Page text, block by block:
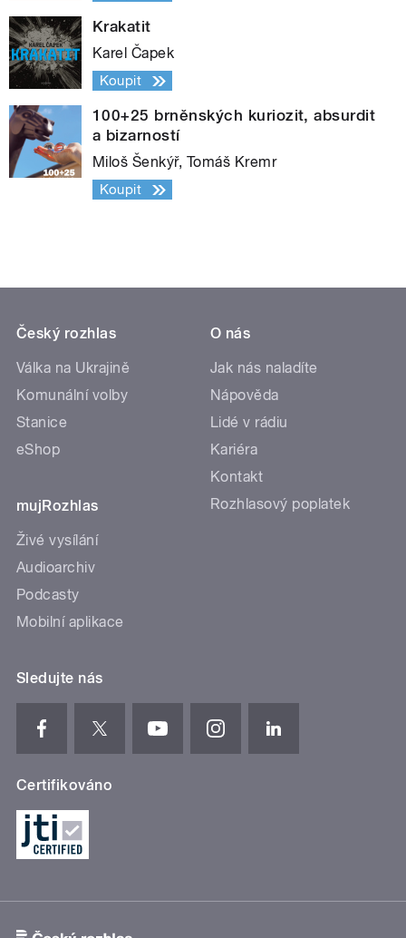
Krakatit
Karel Čapek
Koupit
100+25 brněnských kuriozit, absurdit
a bizarností
Miloš Šenkýř, Tomáš Kremr
Koupit
Český rozhlas
Válka na Ukrajině
Komunální volby
Stanice
eShop
mujRozhlas
Živé vysílání
Audioarchiv
Podcasty
Mobilní aplikace
O nás
Jak nás naladíte
Nápověda
Lidé v rádiu
Kariéra
Kontakt
Rozhlasový poplatek
Sledujte nás
Certifikováno